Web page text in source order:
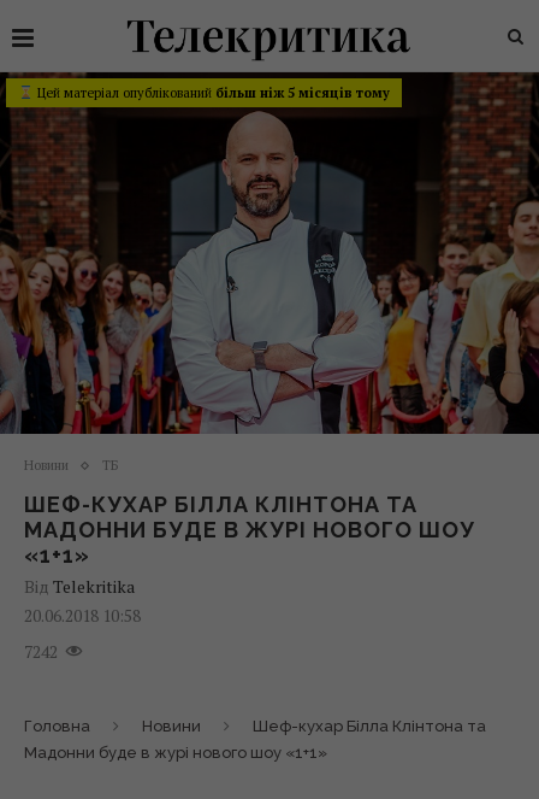
Цей матеріал опублікований більш ніж 5 місяців тому
Новини ТБ
ШЕФ-КУХАР БІЛЛА КЛІНТОНА ТА
МАДОННИ БУДЕ В ЖУРІ НОВОГО ШОУ
«1+1»
Від Telekritika
20.06.2018 10:58
7242
Головна Новини
Шеф-кухар Білла Клінтона та
Мадонни буде в журі нового шоу «1+1»